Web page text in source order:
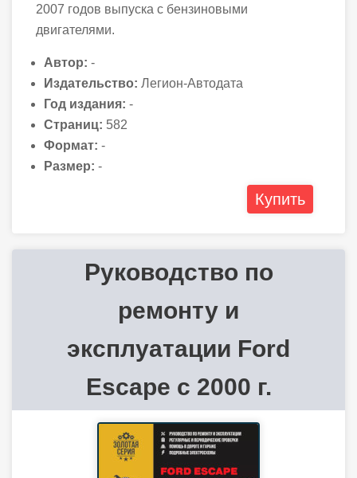
2007 годов выпуска с бензиновыми
двигателями.
Автор: -
Издательство: Легион-Автодата
Год издания: -
Страниц: 582
Формат: -
Размер: -
Купить
Руководство по
ремонту и
эксплуатации Ford
Escape с 2000 г.